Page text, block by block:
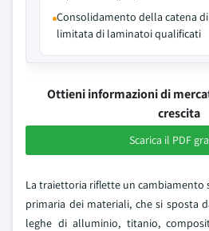
Consolidamento della catena
limitata di laminatoi qualificati
Ottieni informazioni di
crescita
Scarica il PDF
La traiettoria riflette un
primaria dei materiali, che si sposta
leghe di alluminio, titanio,